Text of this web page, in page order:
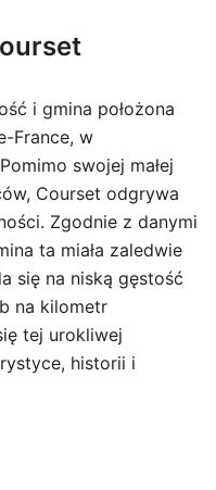
i gmina położona
France, w
swojej małej
Courset odgrywa
Zgodnie z danymi
ta miała zaledwie
się na niską gęstość
na kilometr
tej urokliwej
historii i